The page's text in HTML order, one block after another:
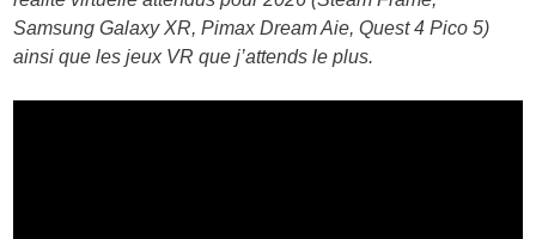
Samsung Galaxy XR, Pimax Dream Aie, Quest 4 Pico 5)
ainsi que les jeux VR que j’attends le plus.